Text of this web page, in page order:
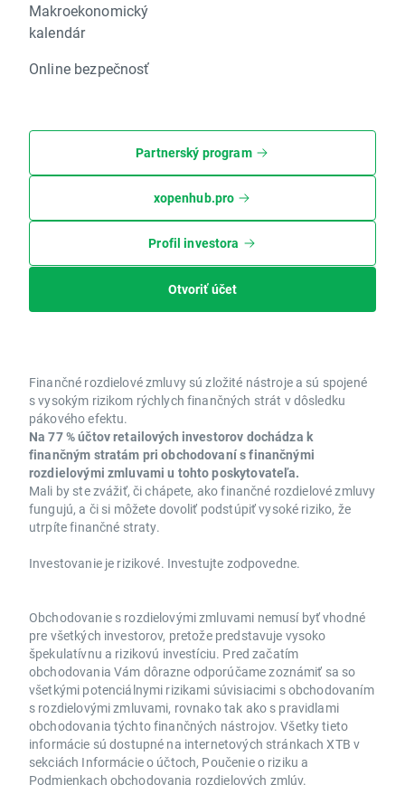
Makroekonomický
kalendár
Online bezpečnosť
Partnerský program
xopenhub.pro
Profil investora
Otvoriť účet
Finančné rozdielové zmluvy sú zložité nástroje a sú spojené
s vysokým rizikom rýchlych finančných strát v dôsledku
pákového efektu.
Na 77 % účtov retailových investorov dochádza k
finančným stratám pri obchodovaní s finančnými
rozdielovými zmluvami u tohto poskytovateľa.
Mali by ste zvážiť, či chápete, ako finančné rozdielové zmluvy
fungujú, a či si môžete dovoliť podstúpiť vysoké riziko, že
utrpíte finančné straty.
Investovanie je rizikové. Investujte zodpovedne.
Obchodovanie s rozdielovými zmluvami nemusí byť vhodné
pre všetkých investorov, pretože predstavuje vysoko
špekulatívnu a rizikovú investíciu. Pred začatím
obchodovania Vám dôrazne odporúčame zoznámiť sa so
všetkými potenciálnymi rizikami súvisiacimi s obchodovaním
s rozdielovými zmluvami, rovnako tak ako s pravidlami
obchodovania týchto finančných nástrojov. Všetky tieto
informácie sú dostupné na internetových stránkach XTB v
sekciách Informácie o účtoch, Poučenie o riziku a
Podmienkach obchodovania rozdielových zmlúv.